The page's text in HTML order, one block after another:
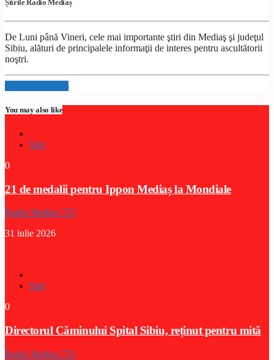
Știrile Radio Mediaș
De Luni până Vineri, cele mai importante ştiri din Mediaş şi judeţul
Sibiu, alături de principalele informaţii de interes pentru ascultătorii
noştri.
Info and episodes
You may also like
Stiri
0
21 de medalii pentru Ippon Mediaș la Mondiale
Radio Medias 725
31 iulie 2026
Stiri
0
Directorul Căminului Spital Sibiu, reținut pentru mită
Radio Medias 725